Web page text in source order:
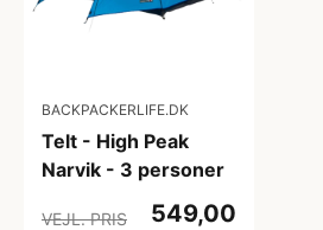
BACKPACKERLIFE.DK
Telt - High Peak
Narvik - 3 personer
VEJL. PRIS
549,00